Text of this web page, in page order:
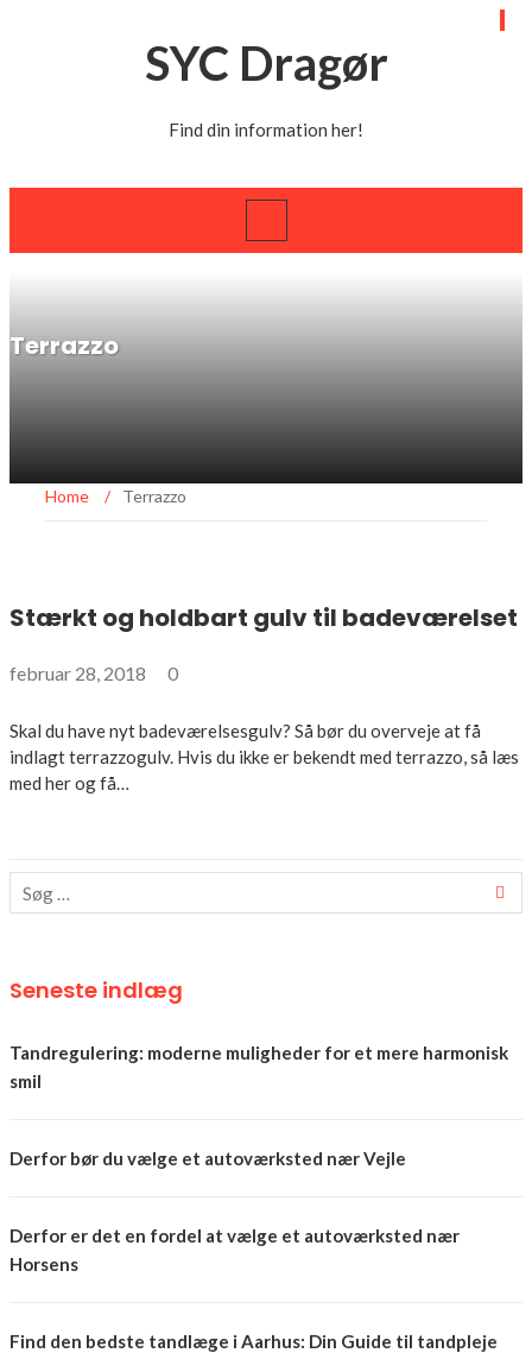
SYC Dragør
Find din information her!
Terrazzo
Home / Terrazzo
Stærkt og holdbart gulv til badeværelset
februar 28, 2018 0
Skal du have nyt badeværelsesgulv? Så bør du overveje at få
indlagt terrazzogulv. Hvis du ikke er bekendt med terrazzo, så læs
med her og få…
Seneste indlæg
Tandregulering: moderne muligheder for et mere harmonisk
smil
Derfor bør du vælge et autoværksted nær Vejle
Derfor er det en fordel at vælge et autoværksted nær
Horsens
Find den bedste tandlæge i Aarhus: Din Guide til tandpleje